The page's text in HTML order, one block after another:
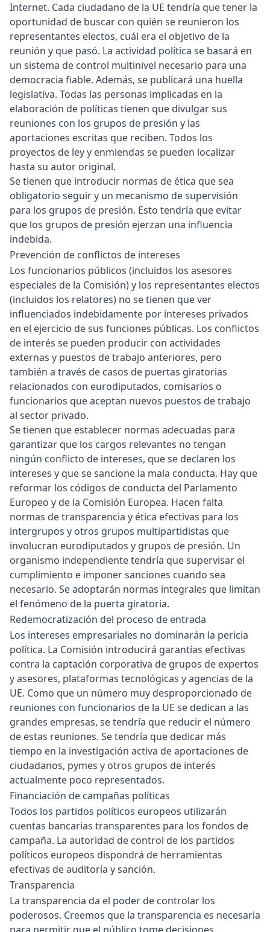
Internet. Cada ciudadano de la UE tendría que tener la
oportunidad de buscar con quién se reunieron los
representantes electos, cuál era el objetivo de la
reunión y que pasó. La actividad política se basará en
un sistema de control multinivel necesario para una
democracia fiable. Además, se publicará una huella
legislativa. Todas las personas implicadas en la
elaboración de políticas tienen que divulgar sus
reuniones con los grupos de presión y las
aportaciones escritas que reciben. Todos los
proyectos de ley y enmiendas se pueden localizar
hasta su autor original.
Se tienen que introducir normas de ética que sea
obligatorio seguir y un mecanismo de supervisión
para los grupos de presión. Esto tendría que evitar
que los grupos de presión ejerzan una influencia
indebida.
Prevención de conflictos de intereses
Los funcionarios públicos (incluidos los asesores
especiales de la Comisión) y los representantes electos
(incluidos los relatores) no se tienen que ver
influenciados indebidamente por intereses privados
en el ejercicio de sus funciones públicas. Los conflictos
de interés se pueden producir con actividades
externas y puestos de trabajo anteriores, pero
también a través de casos de puertas giratorias
relacionados con eurodiputados, comisarios o
funcionarios que aceptan nuevos puestos de trabajo
al sector privado.
Se tienen que establecer normas adecuadas para
garantizar que los cargos relevantes no tengan
ningún conflicto de intereses, que se declaren los
intereses y que se sancione la mala conducta. Hay que
reformar los códigos de conducta del Parlamento
Europeo y de la Comisión Europea. Hacen falta
normas de transparencia y ética efectivas para los
intergrupos y otros grupos multipartidistas que
involucran eurodiputados y grupos de presión. Un
organismo independiente tendría que supervisar el
cumplimiento e imponer sanciones cuando sea
necesario. Se adoptarán normas integrales que limitan
el fenómeno de la puerta giratoria.
Redemocratización del proceso de entrada
Los intereses empresariales no dominarán la pericia
política. La Comisión introducirá garantías efectivas
contra la captación corporativa de grupos de expertos
y asesores, plataformas tecnológicas y agencias de la
UE. Como que un número muy desproporcionado de
reuniones con funcionarios de la UE se dedican a las
grandes empresas, se tendría que reducir el número
de estas reuniones. Se tendría que dedicar más
tiempo en la investigación activa de aportaciones de
ciudadanos, pymes y otros grupos de interés
actualmente poco representados.
Financiación de campañas políticas
Todos los partidos políticos europeos utilizarán
cuentas bancarias transparentes para los fondos de
campaña. La autoridad de control de los partidos
políticos europeos dispondrá de herramientas
efectivas de auditoría y sanción.
Transparencia
La transparencia da el poder de controlar los
poderosos. Creemos que la transparencia es necesaria